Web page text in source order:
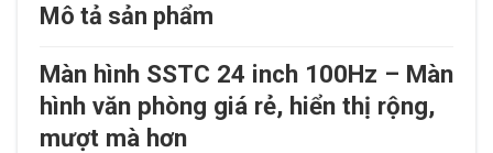
Mô tả sản phẩm
Màn hình SSTC 24 inch 100Hz – Màn
hình văn phòng giá rẻ, hiển thị rộng,
mượt mà hơn